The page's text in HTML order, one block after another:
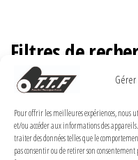
Pour offrir les meilleures expériences, nous
et/ou accéder aux informations des
traiter des données telles que le
pas consentir ou de retirer son
Filtres de
Politique de confidentialité